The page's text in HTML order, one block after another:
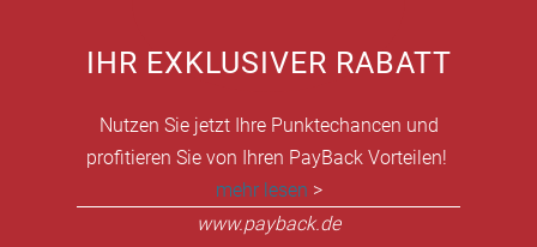
IHR EXKLUSIVER RABATT
Nutzen Sie jetzt Ihre Punktechancen und
profitieren Sie von Ihren PayBack Vorteilen!
mehr lesen >
www.payback.de